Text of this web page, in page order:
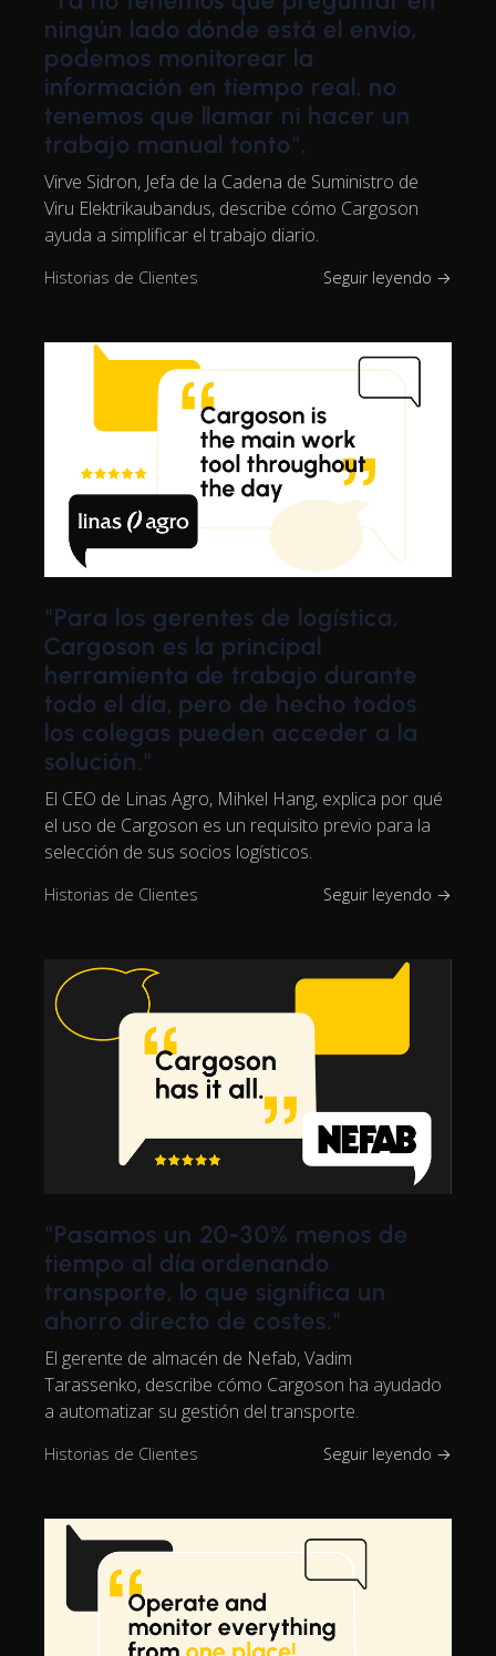
ningún lado dónde está el envío,
podemos monitorear la
información en tiempo real, no
tenemos que llamar ni hacer un
trabajo manual tonto".
Virve Sidron, Jefa de la Cadena de Suministro de
Viru Elektrikaubandus, describe cómo Cargoson
ayuda a simplificar el trabajo diario.
Historias de Clientes Seguir leyendo →
"Para los gerentes de logística,
Cargoson es la principal
herramienta de trabajo durante
todo el día, pero de hecho todos
los colegas pueden acceder a la
solución."
El CEO de Linas Agro, Mihkel Hang, explica por qué
el uso de Cargoson es un requisito previo para la
selección de sus socios logísticos.
Historias de Clientes Seguir leyendo →
"Pasamos un 20-30% menos de
tiempo al día ordenando
transporte, lo que significa un
ahorro directo de costes."
El gerente de almacén de Nefab, Vadim
Tarassenko, describe cómo Cargoson ha ayudado
a automatizar su gestión del transporte.
Historias de Clientes Seguir leyendo →